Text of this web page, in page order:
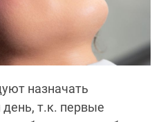
назначать
т.к. первые